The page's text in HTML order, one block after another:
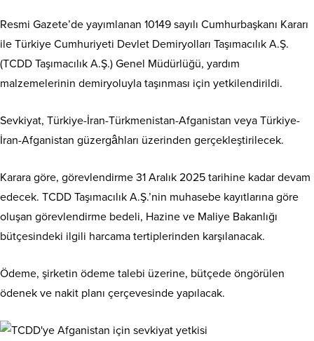
Resmi Gazete’de yayımlanan 10149 sayılı Cumhurbaşkanı Kararı
ile Türkiye Cumhuriyeti Devlet Demiryolları Taşımacılık A.Ş.
(TCDD Taşımacılık A.Ş.) Genel Müdürlüğü, yardım
malzemelerinin demiryoluyla taşınması için yetkilendirildi.
Sevkiyat, Türkiye-İran-Türkmenistan-Afganistan veya Türkiye-
İran-Afganistan güzergâhları üzerinden gerçekleştirilecek.
Karara göre, görevlendirme 31 Aralık 2025 tarihine kadar devam
edecek. TCDD Taşımacılık A.Ş.’nin muhasebe kayıtlarına göre
oluşan görevlendirme bedeli, Hazine ve Maliye Bakanlığı
bütçesindeki ilgili harcama tertiplerinden karşılanacak.
Ödeme, şirketin ödeme talebi üzerine, bütçede öngörülen
ödenek ve nakit planı çerçevesinde yapılacak.